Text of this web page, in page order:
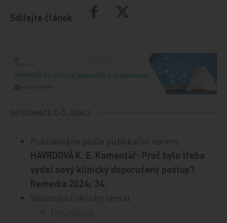
Sdílejte článek
Publikováno podle publikační normy:
HAVRDOVÁ K. E. Komentář: Proč bylo třeba
vydat nový klinický doporučený postup?.
Remedia 2024; 34.
Související okruhy témat: